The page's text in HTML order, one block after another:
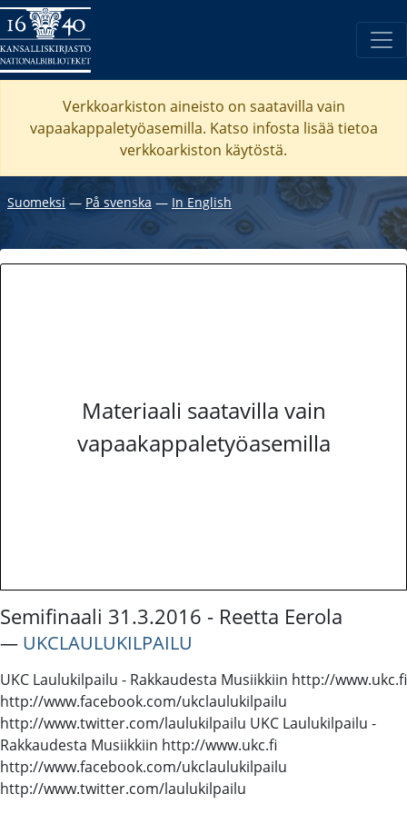
Verkkoarkiston aineisto on saatavilla vain
vapaakappaletyöasemilla. Katso infosta lisää tietoa
verkkoarkiston käytöstä.
Suomeksi ― På svenska ― In English
Materiaali saatavilla vain
vapaakappaletyöasemilla
Semifinaali 31.3.2016 - Reetta Eerola
― UKCLAULUKILPAILU
UKC Laulukilpailu - Rakkaudesta Musiikkiin http://www.ukc.fi
http://www.facebook.com/ukclaulukilpailu
http://www.twitter.com/laulukilpailu UKC Laulukilpailu -
Rakkaudesta Musiikkiin http://www.ukc.fi
http://www.facebook.com/ukclaulukilpailu
http://www.twitter.com/laulukilpailu